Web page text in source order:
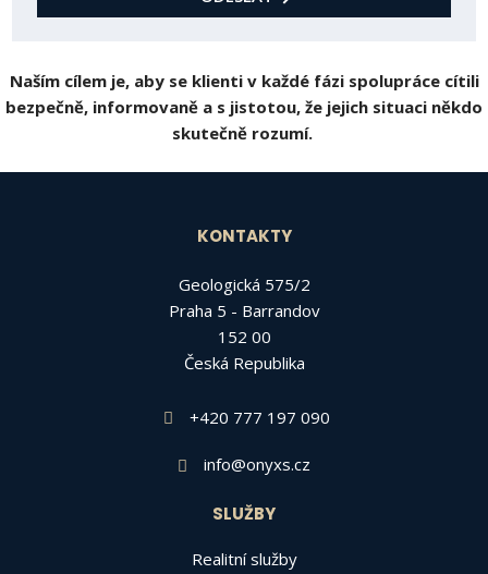
nepodařilo
odeslat.
Naším cílem je, aby se klienti v každé fázi spolupráce cítili
bezpečně, informovaně a s jistotou, že jejich situaci někdo
skutečně rozumí.
KONTAKTY
Geologická 575/2
Praha 5 - Barrandov
152 00
Česká Republika
+420 777 197 090
info@onyxs.cz
SLUŽBY
Realitní služby